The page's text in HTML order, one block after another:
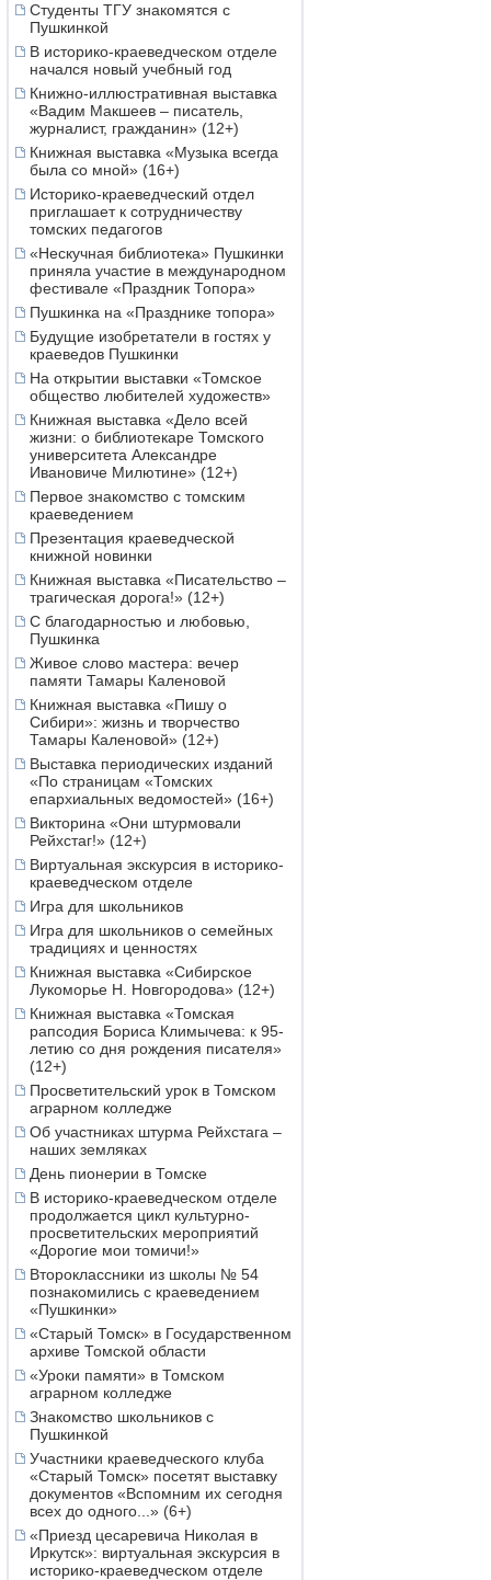
Студенты ТГУ знакомятся с
Пушкинкой
В историко-краеведческом отделе
начался новый учебный год
Книжно-иллюстративная выставка
«Вадим Макшеев – писатель,
журналист, гражданин» (12+)
Книжная выставка «Музыка всегда
была со мной» (16+)
Историко-краеведческий отдел
приглашает к сотрудничеству
томских педагогов
«Нескучная библиотека» Пушкинки
приняла участие в международном
фестивале «Праздник Топора»
Пушкинка на «Празднике топора»
Будущие изобретатели в гостях у
краеведов Пушкинки
На открытии выставки «Томское
общество любителей художеств»
Книжная выставка «Дело всей
жизни: о библиотекаре Томского
университета Александре
Ивановиче Милютине» (12+)
Первое знакомство с томским
краеведением
Презентация краеведческой
книжной новинки
Книжная выставка «Писательство –
трагическая дорога!» (12+)
С благодарностью и любовью,
Пушкинка
Живое слово мастера: вечер
памяти Тамары Каленовой
Книжная выставка «Пишу о
Сибири»: жизнь и творчество
Тамары Каленовой» (12+)
Выставка периодических изданий
«По страницам «Томских
епархиальных ведомостей» (16+)
Викторина «Они штурмовали
Рейхстаг!» (12+)
Виртуальная экскурсия в историко-
краеведческом отделе
Игра для школьников
Игра для школьников о семейных
традициях и ценностях
Книжная выставка «Сибирское
Лукоморье Н. Новгородова» (12+)
Книжная выставка «Томская
рапсодия Бориса Климычева: к 95-
летию со дня рождения писателя»
(12+)
Просветительский урок в Томском
аграрном колледже
Об участниках штурма Рейхстага –
наших земляках
День пионерии в Томске
В историко-краеведческом отделе
продолжается цикл культурно-
просветительских мероприятий
«Дорогие мои томичи!»
Второклассники из школы № 54
познакомились с краеведением
«Пушкинки»
«Старый Томск» в Государственном
архиве Томской области
«Уроки памяти» в Томском
аграрном колледже
Знакомство школьников с
Пушкинкой
Участники краеведческого клуба
«Старый Томск» посетят выставку
документов «Вспомним их сегодня
всех до одного...» (6+)
«Приезд цесаревича Николая в
Иркутск»: виртуальная экскурсия в
историко-краеведческом отделе